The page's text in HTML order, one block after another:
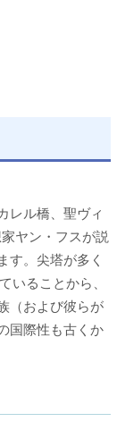
レル橋、聖ヴィ
ヤン・フスが説
す。尖塔が多く
ることから、
（および彼らが
国際性も古くか